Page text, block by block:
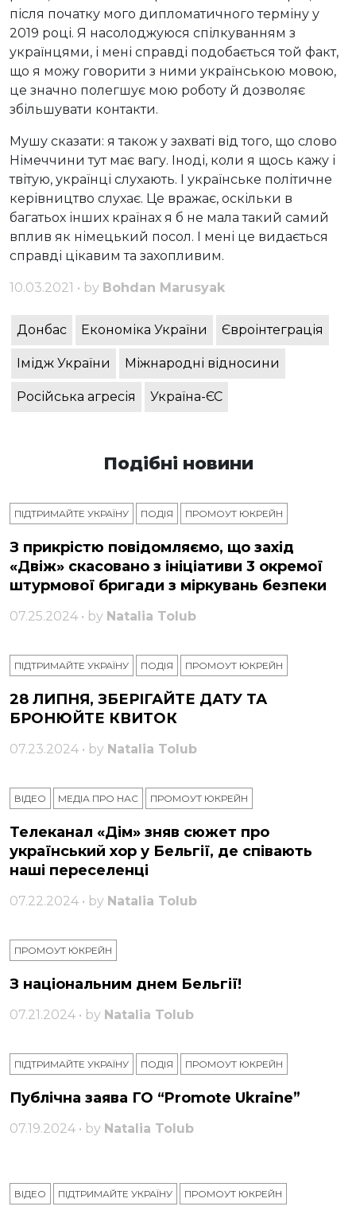
після початку мого дипломатичного терміну у
2019 році. Я насолоджуюся спілкуванням з
українцями, і мені справді подобається той факт,
що я можу говорити з ними українською мовою,
це значно полегшує мою роботу й дозволяє
збільшувати контакти.
Мушу сказати: я також у захваті від того, що слово
Німеччини тут має вагу. Іноді, коли я щось кажу і
твітую, українці слухають. І українське політичне
керівництво слухає. Це вражає, оскільки в
багатьох інших країнах я б не мала такий самий
вплив як німецький посол. І мені це видається
справді цікавим та захопливим.
10.03.2021 • by Bohdan Marusyak
Донбас Економіка України Євроінтеграція
Імідж України Міжнародні відносини
Російська агресія Україна-ЄС
Подібні новини
ПІДТРИМАЙТЕ УКРАЇНУ ПОДІЯ ПРОМОУТ ЮКРЕЙН
З прикрістю повідомляємо, що захід
«Двіж» скасовано з ініціативи 3 окремої
штурмової бригади з міркувань безпеки
07.25.2024 • by Natalia Tolub
ПІДТРИМАЙТЕ УКРАЇНУ ПОДІЯ ПРОМОУТ ЮКРЕЙН
28 ЛИПНЯ, ЗБЕРІГАЙТЕ ДАТУ ТА
БРОНЮЙТЕ КВИТОК
07.23.2024 • by Natalia Tolub
ВІДЕО МЕДІА ПРО НАС ПРОМОУТ ЮКРЕЙН
Телеканал «Дім» зняв сюжет про
український хор у Бельгії, де співають
наші переселенці
07.22.2024 • by Natalia Tolub
ПРОМОУТ ЮКРЕЙН
З національним днем ​​Бельгії!
07.21.2024 • by Natalia Tolub
ПІДТРИМАЙТЕ УКРАЇНУ ПОДІЯ ПРОМОУТ ЮКРЕЙН
Публічна заява ГО “Promote Ukraine”
07.19.2024 • by Natalia Tolub
ВІДЕО ПІДТРИМАЙТЕ УКРАЇНУ ПРОМОУТ ЮКРЕЙН